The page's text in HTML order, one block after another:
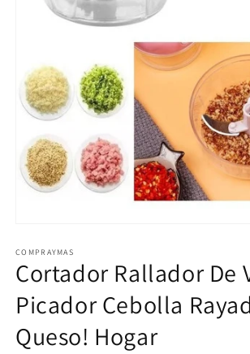
multimedia
1
en
ventana
modal
COMPRAYMAS
Cortador Rallador De
Picador Cebolla
Queso! Hogar